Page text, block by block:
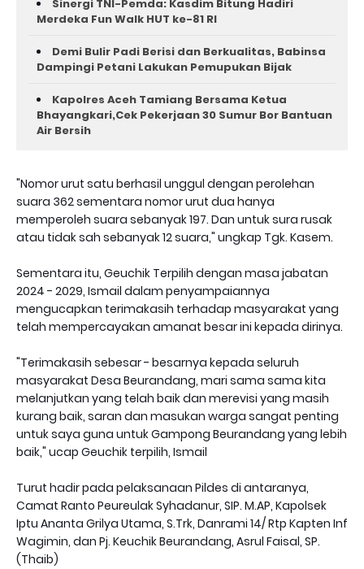
Sinergi TNI-Pemda: Kasdim Bitung Hadiri
Merdeka Fun Walk HUT ke-81 RI
Demi Bulir Padi Berisi dan Berkualitas, Babinsa
Dampingi Petani Lakukan Pemupukan Bijak
Kapolres Aceh Tamiang Bersama Ketua
Bhayangkari,Cek Pekerjaan 30 Sumur Bor Bantuan
Air Bersih
"Nomor urut satu berhasil unggul dengan perolehan
suara 362 sementara nomor urut dua hanya
memperoleh suara sebanyak 197. Dan untuk sura rusak
atau tidak sah sebanyak 12 suara," ungkap Tgk. Kasem.
Sementara itu, Geuchik Terpilih dengan masa jabatan
2024 - 2029, Ismail dalam penyampaiannya
mengucapkan terimakasih terhadap masyarakat yang
telah mempercayakan amanat besar ini kepada dirinya.
"Terimakasih sebesar - besarnya kepada seluruh
masyarakat Desa Beurandang, mari sama sama kita
melanjutkan yang telah baik dan merevisi yang masih
kurang baik, saran dan masukan warga sangat penting
untuk saya guna untuk Gampong Beurandang yang lebih
baik," ucap Geuchik terpilih, Ismail
Turut hadir pada pelaksanaan Pildes di antaranya,
Camat Ranto Peureulak Syhadanur, SIP. M.AP, Kapolsek
Iptu Ananta Grilya Utama, S.Trk, Danrami 14/ Rtp Kapten Inf
Wagimin, dan Pj. Keuchik Beurandang, Asrul Faisal, SP.
(Thaib)